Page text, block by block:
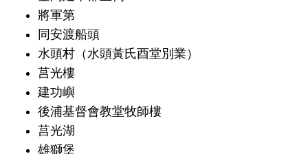
將軍第
同安渡船頭
水頭村（水頭黃氏酉堂別業）
莒光樓
建功嶼
後浦基督會教堂牧師樓
莒光湖
雄獅堡